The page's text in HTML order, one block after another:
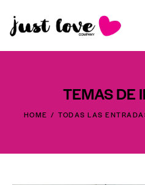
TEMAS DE
HOME TODAS LAS